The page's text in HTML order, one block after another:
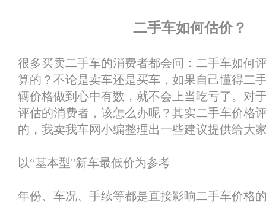
二手车如何估价？
很多买卖二手车的消费者都会问：二手车如何
算的？不论是卖车还是买车，如果自己懂得二
辆价格做到心中有数，就不会上当吃亏了。对
评估的消费者，该怎么办呢？其实二手车价格
的，我卖我车网小编整理出一些建议提供给大
以“基本型"新车最低价为参考
年份、车况、手续等都是直接影响二手车价格